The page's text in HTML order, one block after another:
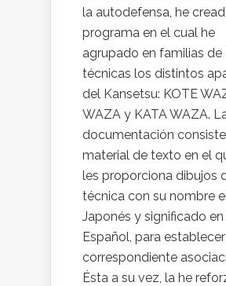
la autodefensa, he
programa en el cual he
agrupado en familias de
técnicas los distintos
del Kansetsu: KOTE
WAZA y KATA WAZA.
documentación
material de texto en el
les proporciona dibujos
técnica con su nombre
Japonés y significado en
Español, para
correspondiente
Ésta a su vez, la he